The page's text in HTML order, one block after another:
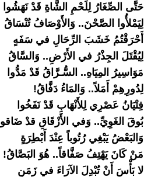
حَتَّى الصِّغَارُ لِلَحْمِ الشَّاةِ قَدْ نَهَشُوا
لِيَمْلأُوا الصَّحْنَ.. وَالأَوْصَافُ تُنْسَاقُ
أَحْرَقْتُمُ خَشَبَ الرِّحَالِ في سَفَهٍ
لِيُقْتَلَ الجِذْرُ في الأَرْضِ.. وَالسَّاقُ
مَوَاسِيرُ المِيَاهِ.. السُّـرَّاقُ قَدْ مَدُّوا
لِدُورِهِمْ أَمَلاً.. وَالمَاءُ دَفَّاقُ!
فِتْيَانُ عَصْرِي لِلأَنْهَابِ قَدْ نَفَخُوا
بُوقَ الغَوِيِّ.. وَفي الأَزْقَاقِ قدْ ضَاقوا
وَالبَعْضُ يَبْغِي رُتُوباً عِنْدَ أَبْطِرَةٍ
مَنْ كَانَ يَهْتِفُ صَفَّاقاً.. هُوَ البَصَّاقُ!
لا بَأْسَ أَنْ تُبْدِلَ الآرَاءَ في زَمَنٍ